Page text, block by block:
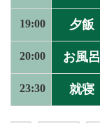
19:00 夕飯
20:00 お風呂
23:30 就寝